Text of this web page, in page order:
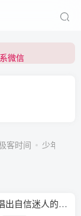
微信
微信
客时间
少年得到
【十点课堂】《零基础也能学会的唱歌课，唱出自信迷人的自己》